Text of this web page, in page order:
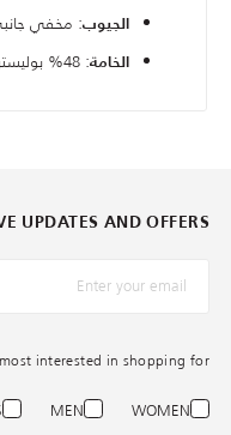
الجيوب: مخفي
الخامة: 48% بوليستر، 45% مودال، 7% إيلاستين
UPDATES AND OFFERS!
*البريد الإلكترونيّ
interested in shopping for?
WOMEN
MEN